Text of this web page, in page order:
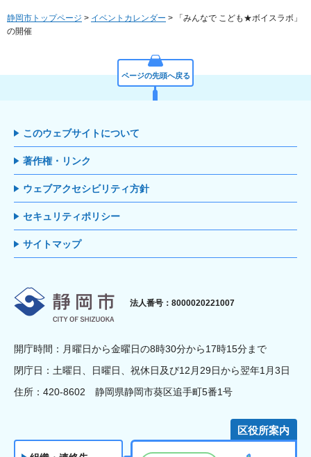
静岡市トップページ > イベントカレンダー > 「みんなで こども★ボイスラボ」
の開催
ページの先頭へ戻る
このウェブサイトについて
著作権・リンク
ウェブアクセシビリティ方針
セキュリティポリシー
サイトマップ
静岡市
法人番号：8000020221007
開庁時間：月曜日から金曜日の8時30分から17時15分まで
閉庁日：土曜日、日曜日、祝休日及び12月29日から翌年1月3日
住所：420-8602 静岡県静岡市葵区追手町5番1号
区役所案内